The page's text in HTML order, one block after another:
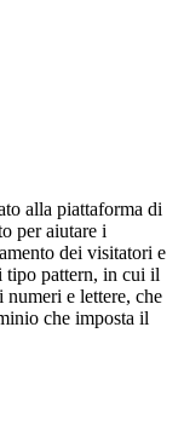
alla piattaforma di
per aiutare i
dei visitatori e
tipo pattern, in cui il
numeri e lettere, che
che imposta il